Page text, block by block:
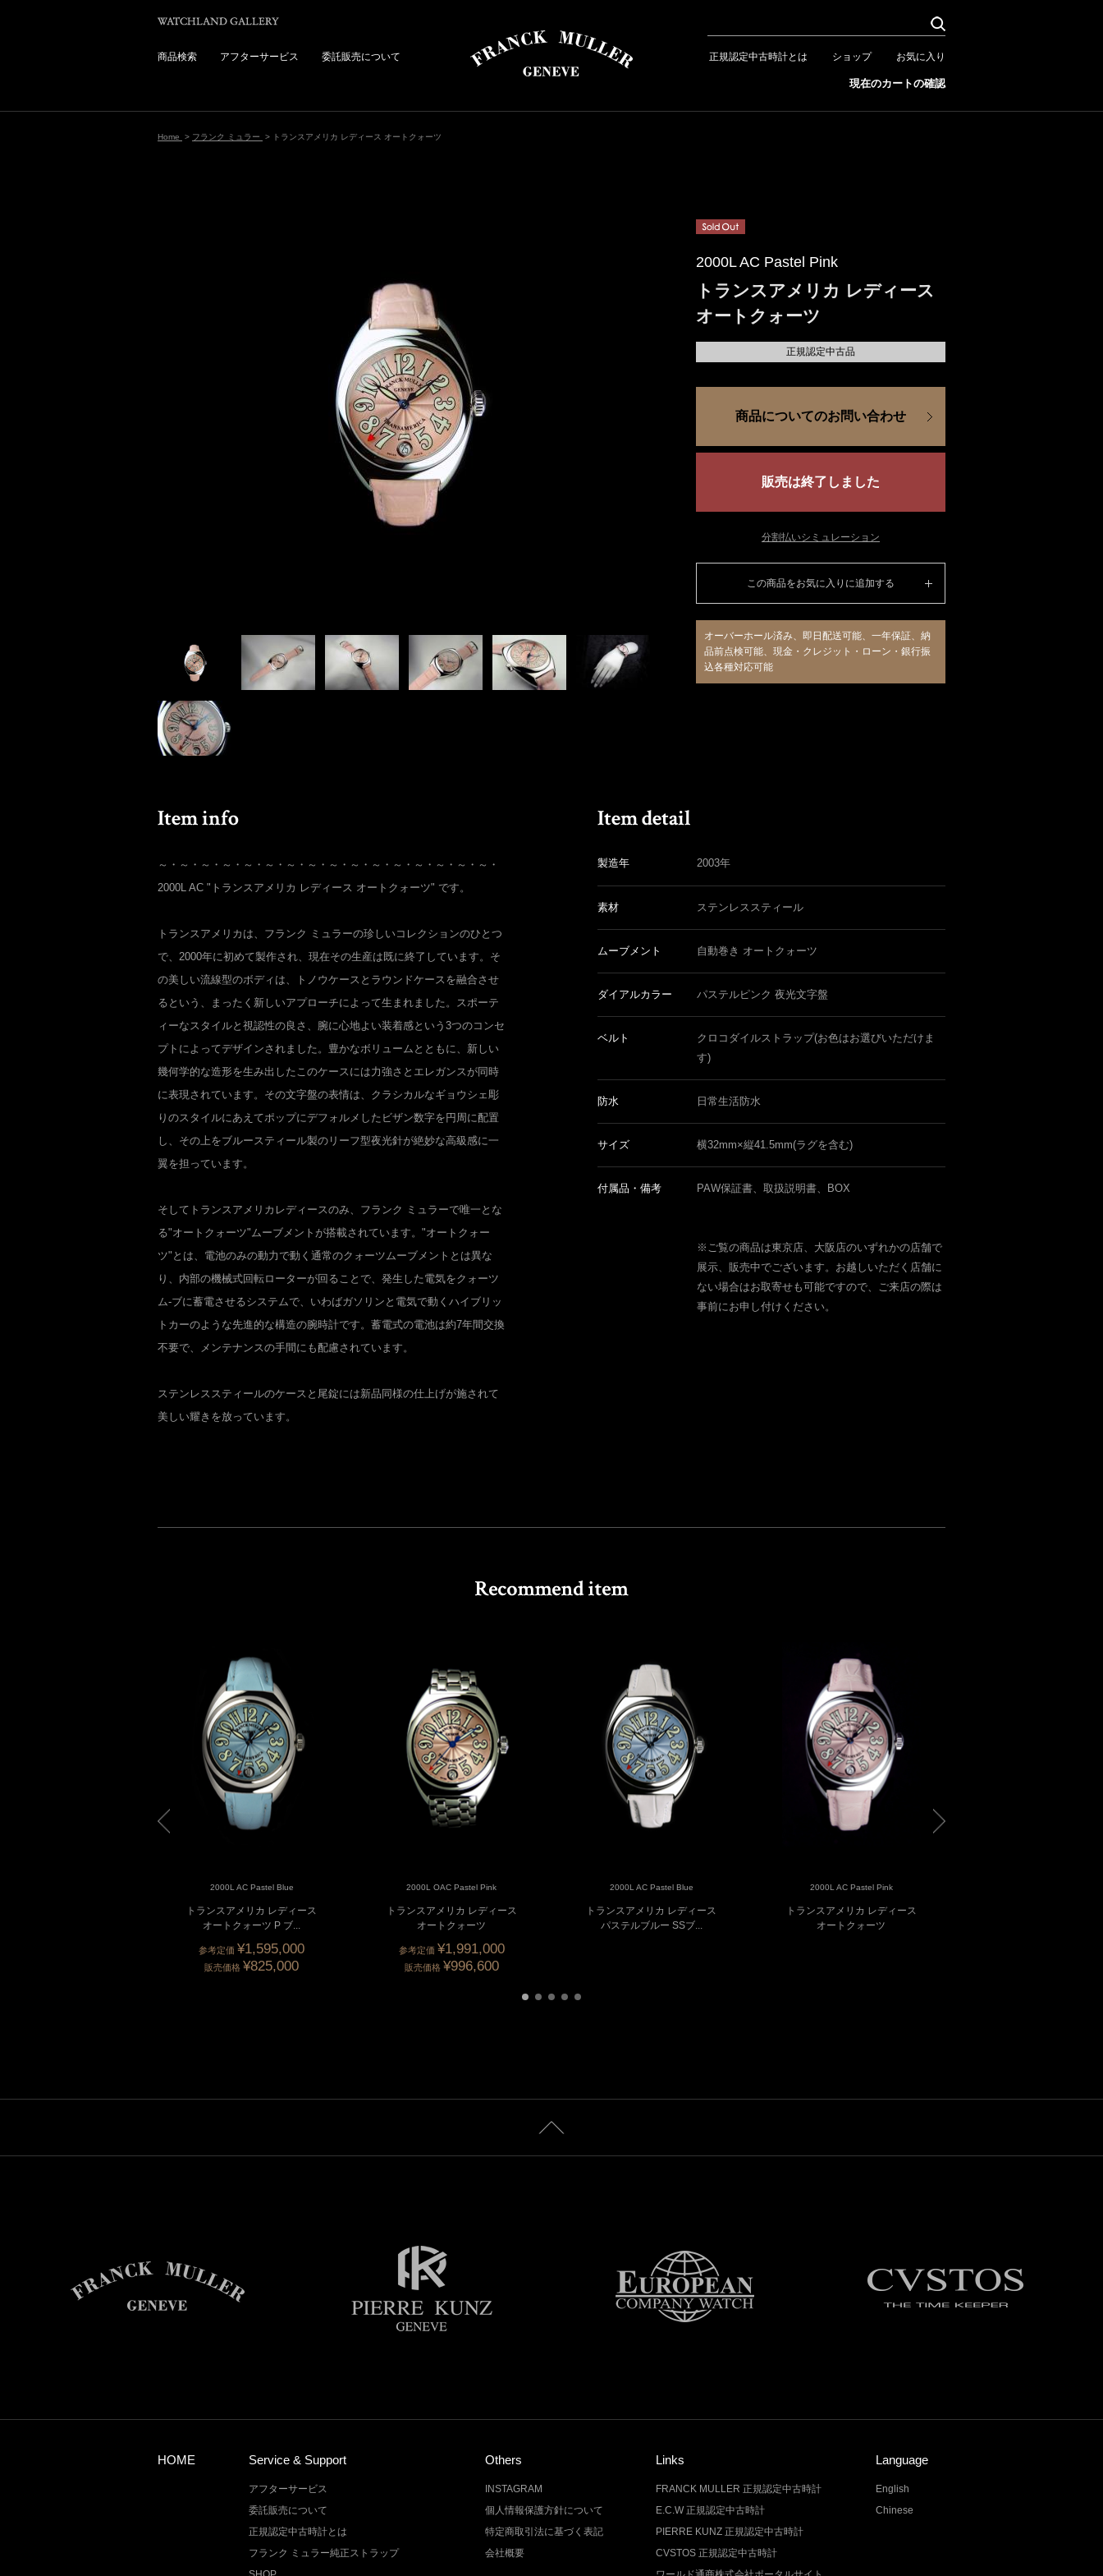
商品検索 アフターサービス 委託販売について 正規認定中古時計とは ショップ お気に入り
現在のカートの確認
Home > フランク ミュラー > トランスアメリカ レディース オートクォーツ
2000L AC Pastel Pink
トランスアメリカ レディース
オートクォーツ
正規認定中古品
商品についてのお問い合わせ
販売は終了しました
分割払いシミュレーション
この商品をお気に入りに追加する
オーバーホール済み、即日配送可能、一年保証、納
品前点検可能、現金・クレジット・ローン・銀行振
込各種対応可能
～・～・～・～・～・～・～・～・～・～・～・～・～・～・～・～・
2000L AC "トランスアメリカ レディース オートクォーツ" です。
トランスアメリカは、フランク ミュラーの珍しいコレクションのひとつ
で、2000年に初めて製作され、現在その生産は既に終了しています。そ
の美しい流線型のボディは、トノウケースとラウンドケースを融合させ
るという、まったく新しいアプローチによって生まれました。スポーテ
ィーなスタイルと視認性の良さ、腕に心地よい装着感という3つのコンセ
プトによってデザインされました。豊かなボリュームとともに、新しい
幾何学的な造形を生み出したこのケースには力強さとエレガンスが同時
に表現されています。その文字盤の表情は、クラシカルなギョウシェ彫
りのスタイルにあえてポップにデフォルメしたビザン数字を円周に配置
し、その上をブルースティール製のリーフ型夜光針が絶妙な高級感に一
翼を担っています。
そしてトランスアメリカレディースのみ、フランク ミュラーで唯一とな
る"オートクォーツ"ムーブメントが搭載されています。"オートクォー
ツ"とは、電池のみの動力で動く通常のクォーツムーブメントとは異な
り、内部の機械式回転ローターが回ることで、発生した電気をクォーツ
ム-ブに蓄電させるシステムで、いわばガソリンと電気で動くハイブリッ
トカーのような先進的な構造の腕時計です。蓄電式の電池は約7年間交換
不要で、メンテナンスの手間にも配慮されています。
ステンレススティールのケースと尾錠には新品同様の仕上げが施されて
美しい耀きを放っています。
製造年 2003年
素材 ステンレススティール
ムーブメント 自動巻き オートクォーツ
ダイアルカラー パステルピンク 夜光文字盤
ベルト
クロコダイルストラップ(お色はお選びいただけま
す)
防水 日常生活防水
サイズ 横32mm×縦41.5mm(ラグを含む)
付属品・備考 PAW保証書、取扱説明書、BOX
※ご覧の商品は東京店、大阪店のいずれかの店舗で
展示、販売中でございます。お越しいただく店舗に
ない場合はお取寄せも可能ですので、ご来店の際は
事前にお申し付けください。
2000L AC Pastel Blue
トランスアメリカ レディース
オートクォーツ P ブ...
参考定価¥1,595,000
販売価格¥825,000
2000L OAC Pastel Pink
トランスアメリカ レディース
オートクォーツ
参考定価 ¥1,991,000
販売価格 ¥996,600
2000L AC Pastel Blue
トランスアメリカ レディース
パステルブルー SSブ...
2000L AC Pastel Pink
トランスアメリカ レディース
オートクォーツ
HOME Service & Support
アフターサービス
委託販売について
正規認定中古時計とは
フランク ミュラー純正ストラップ
Others
INSTAGRAM
個人情報保護方針について
特定商取引法に基づく表記
会社概要
Links
FRANCK MULLER 正規認定中古時計
E.C.W 正規認定中古時計
PIERRE KUNZ 正規認定中古時計
CVSTOS 正規認定中古時計
Language
English
Chinese